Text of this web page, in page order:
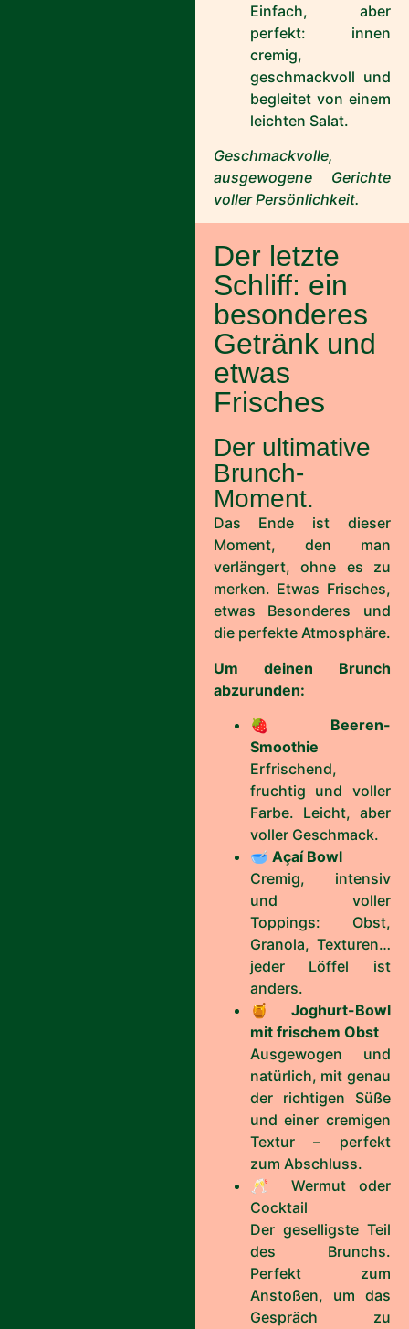
Einfach, aber
perfekt: innen
cremig,
geschmackvoll und
begleitet von einem
leichten Salat.
Geschmackvolle,
ausgewogene Gerichte
voller Persönlichkeit.
Der letzte
Schliff: ein
besonderes
Getränk und
etwas
Frisches
Der ultimative
Brunch-
Moment.
Das Ende ist dieser
Moment, den man
verlängert, ohne es zu
merken. Etwas Frisches,
etwas Besonderes und
die perfekte Atmosphäre.
Um deinen Brunch
abzurunden:
🍓 Beeren-
Smoothie
Erfrischend,
fruchtig und voller
Farbe. Leicht, aber
voller Geschmack.
🥣 Açaí Bowl
Cremig, intensiv
und voller
Toppings: Obst,
Granola, Texturen…
jeder Löffel ist
anders.
🍯 Joghurt-Bowl
mit frischem Obst
Ausgewogen und
natürlich, mit genau
der richtigen Süße
und einer cremigen
Textur – perfekt
zum Abschluss.
🥂 Wermut oder
Cocktail
Der geselligste Teil
des Brunchs.
Perfekt zum
Anstoßen, um das
Gespräch zu